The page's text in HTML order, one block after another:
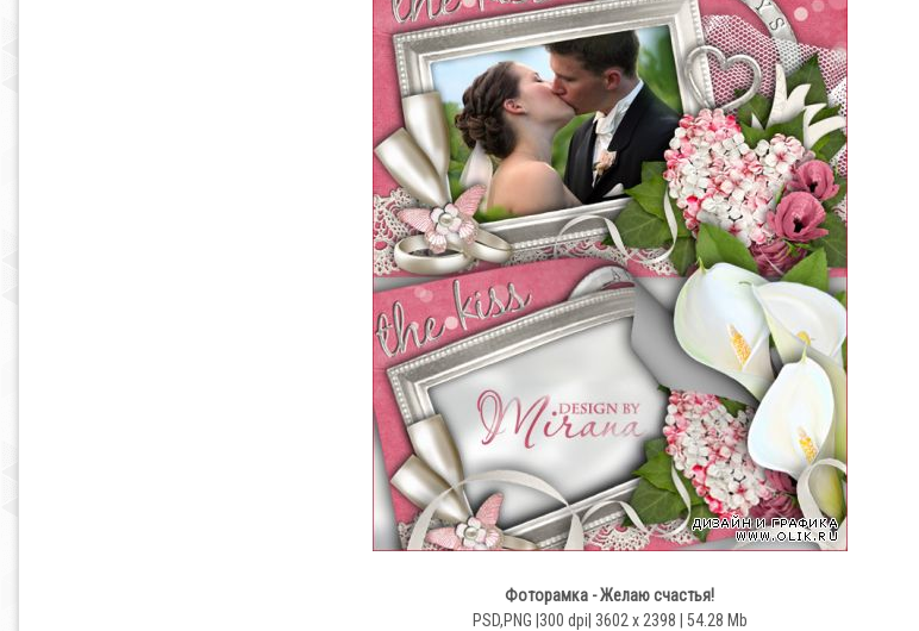
Фоторамка - Желаю счастья!
PSD,PNG |300 dpi| 3602 х 2398 | 54.28 Mb